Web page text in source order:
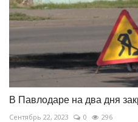
В Павлодаре на два дня
Сентябрь 22, 2023 0 296